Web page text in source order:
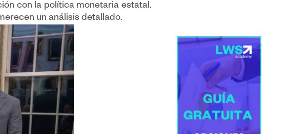
con la política monetaria estatal.
un análisis detallado.